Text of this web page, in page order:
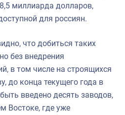
миллиарда долларов,
для россиян.
что добиться таких
без внедрения
в том числе на строящихся
до конца текущего года в
введено десять заводов,
Востоке, где уже